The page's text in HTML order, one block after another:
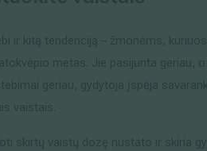
ir kitą tendenciją – žmonėms,
metas. Jie pasijunta geriau,
geriau, gydytoja įspėja
vaistais.
skirtų vaistų dozę nustato ir skiria